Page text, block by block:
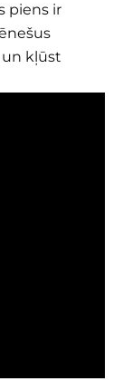
piens ir
un kļūst